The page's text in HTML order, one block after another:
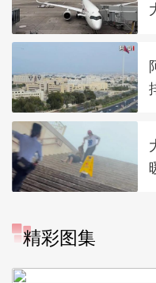
精彩图集
“大地指纹”奏响夏